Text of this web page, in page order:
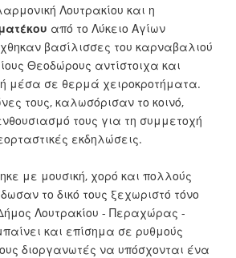
Λουτρακίου και η
από το Λύκειο Αγίων
βασίλισσες του καρναβαλιού
Θεοδώρους αντίστοιχα και
μέσα σε θερμά χειροκροτήματα.
τους, καλωσόρισαν το κοινό,
τους για τη συμμετοχή
εκδηλώσεις.
με μουσική, χορό και πολλούς
το δικό τους ξεχωριστό τόνο
Λουτρακίου - Περαχώρας -
και επίσημα σε ρυθμούς
διοργανωτές να υπόσχονται ένα